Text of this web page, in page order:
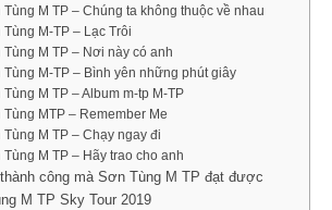
M TP – Chúng ta không thuộc về nhau
M-TP – Lạc Trôi
Tùng M TP – Nơi này có anh
Tùng M-TP – Bình yên những phút giây
M TP – Album m-tp M-TP
MTP – Remember Me
M TP – Chạy ngay đi
M TP – Hãy trao cho anh
công mà Sơn Tùng M TP đạt được
M TP Sky Tour 2019